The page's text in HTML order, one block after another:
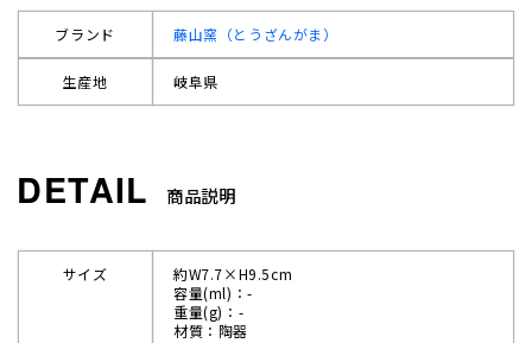
ブランド 藤山窯（とうざんがま）
生産地 岐阜県
商品説明
サイズ
約W7.7×H9.5cm
容量(ml)：-
重量(g)：-
材質：陶器